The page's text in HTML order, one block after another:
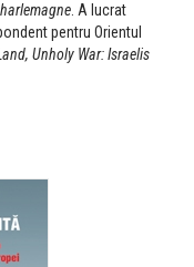
. A lucrat
pentru Orientul
Unholy War: Israelis